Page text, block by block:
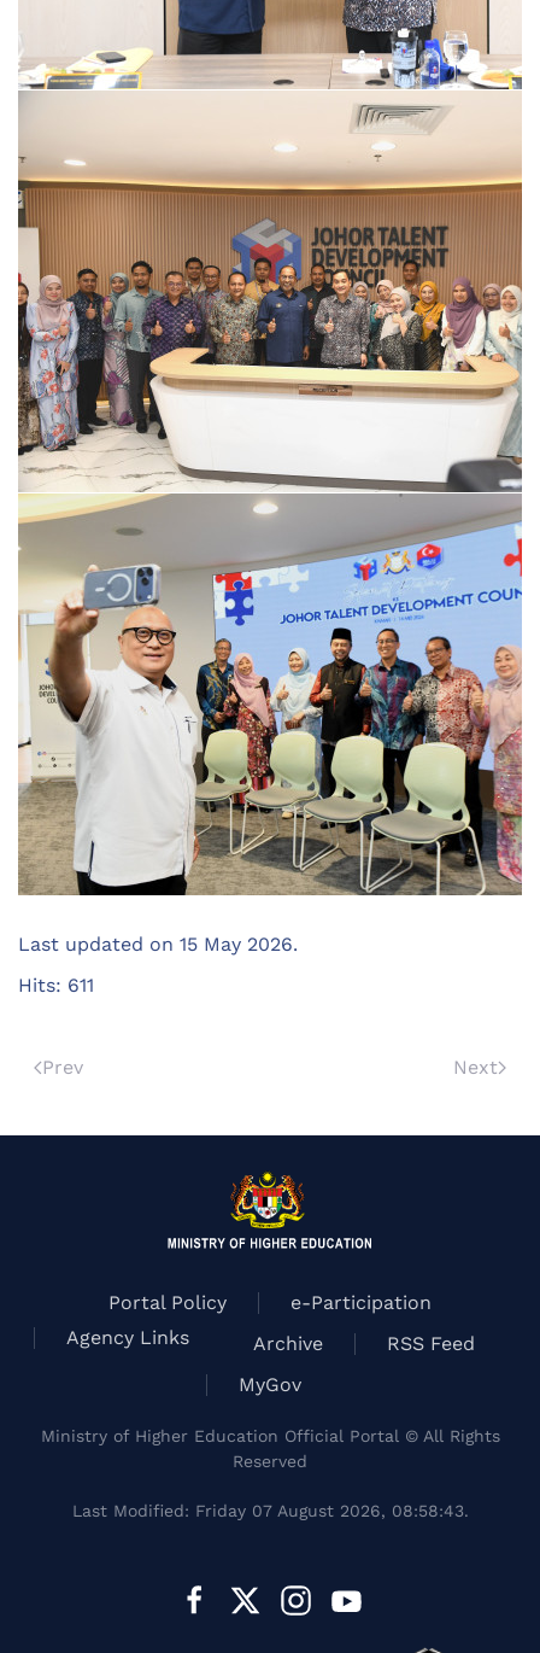
Last updated on 15 May 2026.
Hits: 611
Prev Next
Portal Policy
e-Participation
Agency Links
Archive
RSS Feed
MyGov
Ministry of Higher Education Official Portal © All Rights
Reserved
Last Modified: Friday 07 August 2026, 08:58:43.